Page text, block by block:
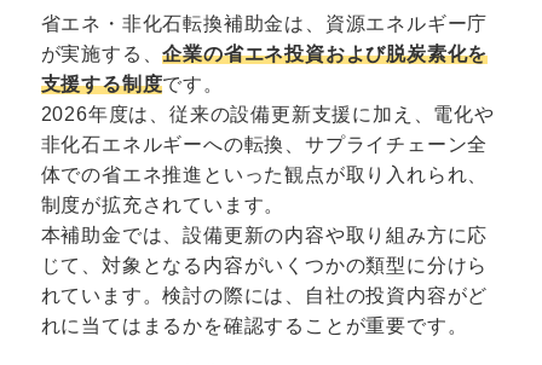
省エネ・非化石転換補助金は、資源エネルギー庁
が実施する、企業の省エネ投資および脱炭素化を
支援する制度です。
2026年度は、従来の設備更新支援に加え、電化や
非化石エネルギーへの転換、サプライチェーン全
体での省エネ推進といった観点が取り入れられ、
制度が拡充されています。
本補助金では、設備更新の内容や取り組み方に応
じて、対象となる内容がいくつかの類型に分けら
れています。検討の際には、自社の投資内容がど
れに当てはまるかを確認することが重要です。